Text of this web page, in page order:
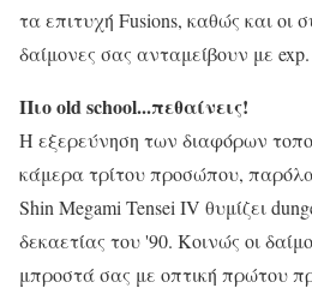
τα επιτυχή Fusions, καθώς και οι
δαίμονες σας ανταμείβουν με exp.
Πιο old school...πεθαίνεις!
Η εξερεύνηση των διαφόρων
κάμερα τρίτου προσώπου,
Shin Megami Tensei IV θυμίζει
δεκαετίας του '90. Κοινώς οι
μπροστά σας με οπτική πρώτου